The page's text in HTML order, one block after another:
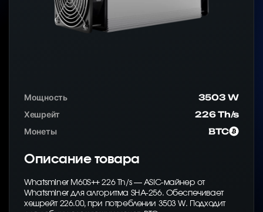
Мощность
3503 W
Хешрейт
226 Th/s
Монеты
BTC
Описание товара
Whatsminer M60S++ 226 Th/s — ASIC-майнер от
Whatsminer для алгоритма SHA-256. Обеспечивает
хешрейт 226.00, при потреблении 3503 W. Подходит